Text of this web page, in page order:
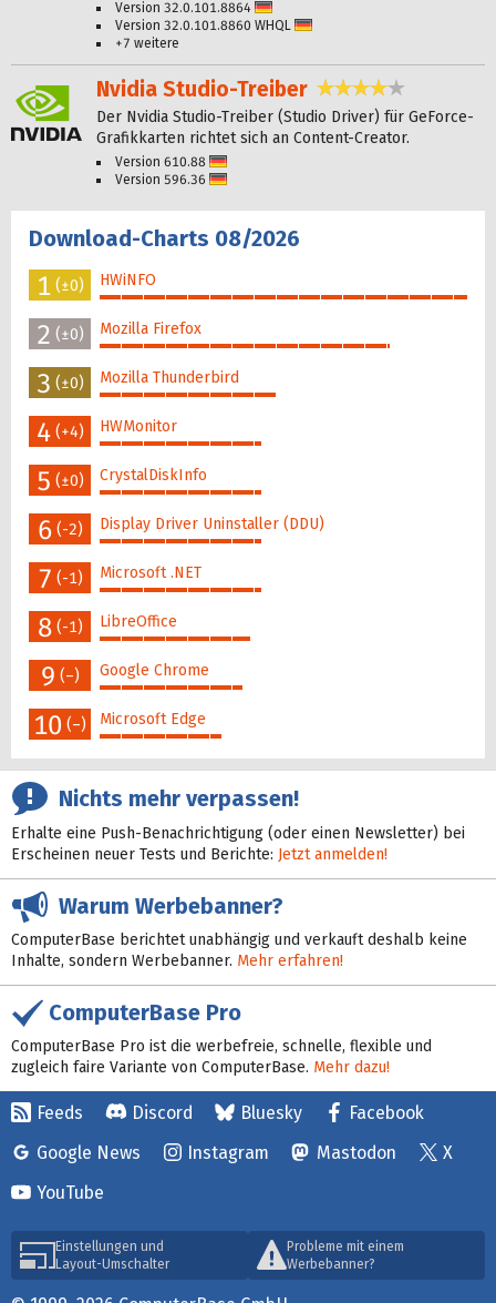
Version 32.0.101.8864
Version 32.0.101.8860 WHQL
+7 weitere
Nvidia Studio-Treiber 4,0 Sterne
Der Nvidia Studio-Treiber (Studio Driver) für GeForce-
Grafikkarten richtet sich an Content-Creator.
Version 610.88
Version 596.36
Download-Charts 08/2026
1 (±0) HWiNFO
2 (±0) Mozilla Firefox
3 (±0) Mozilla Thunderbird
4 (+4) HWMonitor
5 (±0) CrystalDiskInfo
6 (-2) Display Driver Uninstaller (DDU)
7 (-1) Microsoft .NET
8 (-1) LibreOffice
9 (–) Google Chrome
10 (–) Microsoft Edge
Nichts mehr verpassen!
Erhalte eine Push-Benachrichtigung (oder einen Newsletter) bei
Erscheinen neuer Tests und Berichte: Jetzt anmelden!
Warum Werbebanner?
ComputerBase berichtet unabhängig und verkauft deshalb keine
Inhalte, sondern Werbebanner. Mehr erfahren!
ComputerBase Pro
ComputerBase Pro ist die werbefreie, schnelle, flexible und
zugleich faire Variante von ComputerBase. Mehr dazu!
Feeds Discord Bluesky
Facebook
Google News
Instagram Mastodon
X
YouTube
Einstellungen und
Layout-Umschalter
Probleme mit einem
Werbebanner?